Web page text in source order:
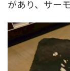
があり、サー